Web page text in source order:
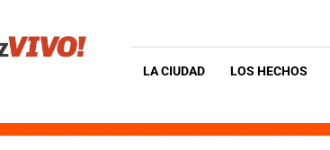
LA CIUDAD LOS HECHOS